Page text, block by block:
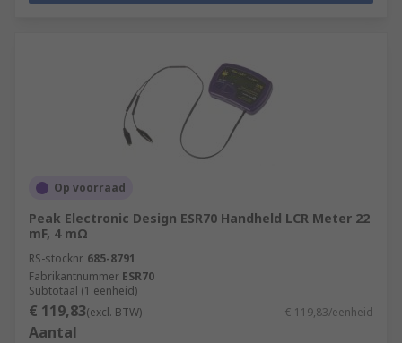
Op voorraad
Peak Electronic Design ESR70 Handheld LCR Meter 22
mF, 4 mΩ
RS-stocknr. 685-8791
Fabrikantnummer ESR70
Subtotaal (1 eenheid)
€ 119,83(excl. BTW) € 119,83/eenheid
Aantal